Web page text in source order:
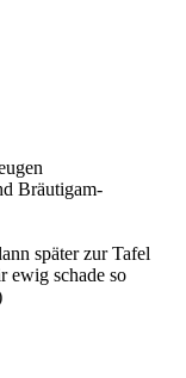
Bräutigam-
später zur Tafel
ewig schade so